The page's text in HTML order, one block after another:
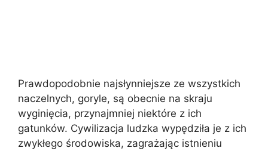
Prawdopodobnie najsłynniejsze ze wszystkich
naczelnych, goryle, są obecnie na skraju
wyginięcia, przynajmniej niektóre z ich
gatunków. Cywilizacja ludzka wypędziła je z ich
zwykłego środowiska, zagrażając istnieniu